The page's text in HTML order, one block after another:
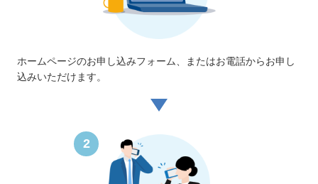
ホームページのお申し込みフォーム、またはお電話からお申し
込みいただけます。
2